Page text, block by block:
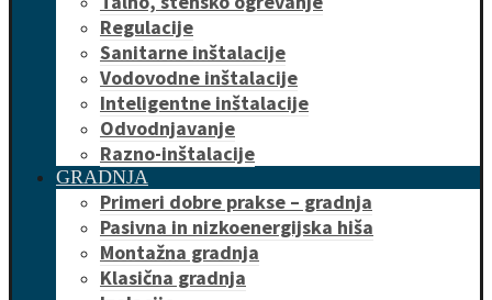
Regulacije
Sanitarne inštalacije
Vodovodne inštalacije
Inteligentne inštalacije
Odvodnjavanje
Razno-inštalacije
GRADNJA
Primeri dobre prakse – gradnja
Pasivna in nizkoenergijska hiša
Montažna gradnja
Klasična gradnja